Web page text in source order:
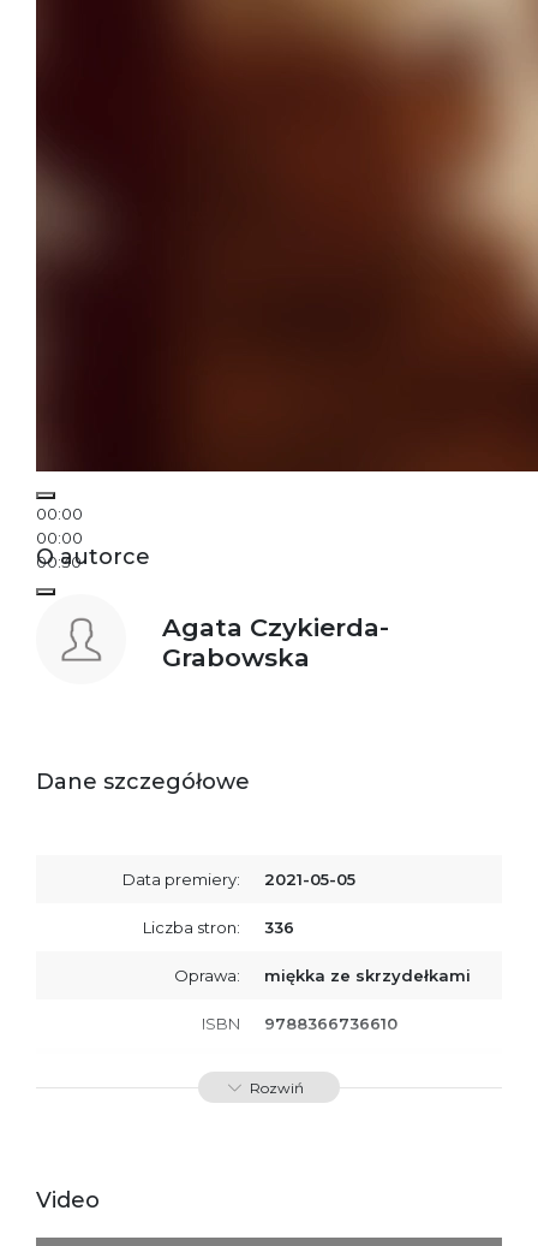
00:00
00:00
00:30
O autorce
Agata Czykierda-
Grabowska
Dane szczegółowe
Data premiery: 2021-05-05
Liczba stron: 336
Oprawa: miękka ze skrzydełkami
ISBN 9788366736610
SKU: K800034
+48 61 623 38 38
Rozwiń
Video